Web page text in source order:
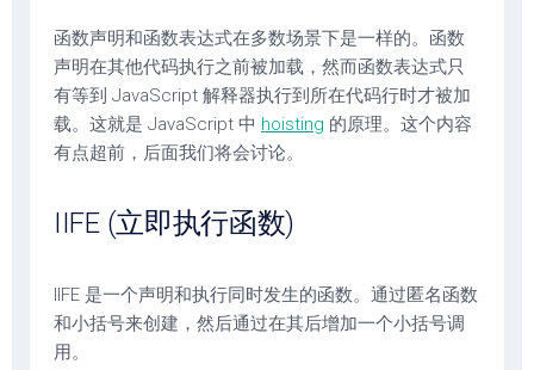
函数声明和函数表达式在多数场景下是一样的。函数
声明在其他代码执行之前被加载，然而函数表达式只
有等到 JavaScript 解释器执行到所在代码行时才被加
载。这就是 JavaScript 中 hoisting 的原理。这个内容
有点超前，后面我们将会讨论。
IIFE (立即执行函数)
IIFE 是一个声明和执行同时发生的函数。通过匿名函数
和小括号来创建，然后通过在其后增加一个小括号调
用。